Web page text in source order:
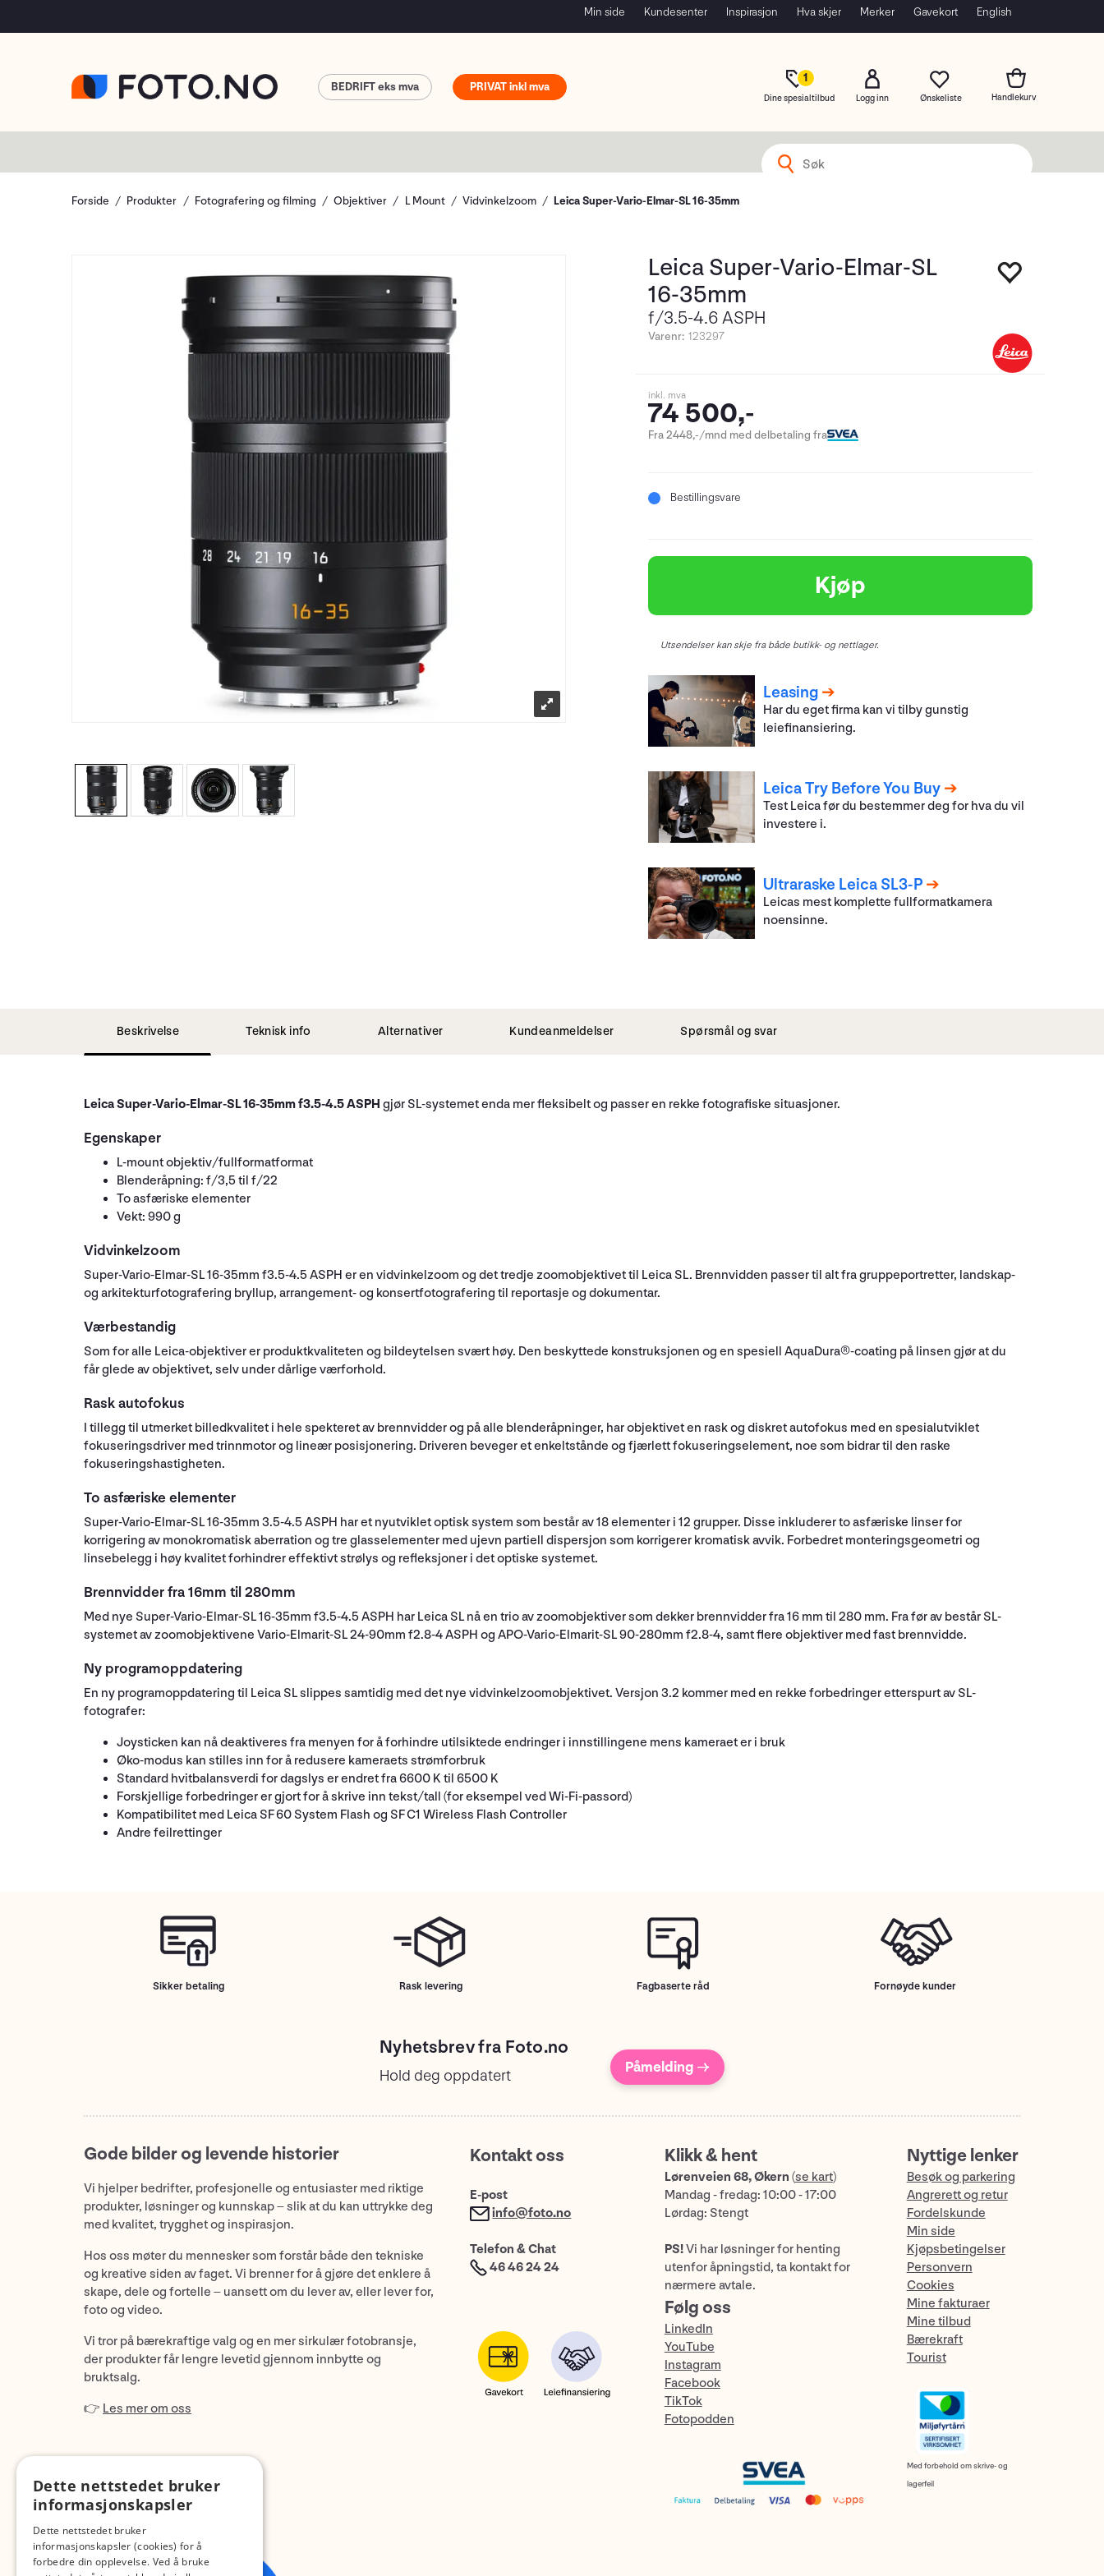
Min side Kundesenter Inspirasjon Hva skjer Merker Gavekort English
1
Dine spesialtilbud Logg inn
PRIVAT
BEDRIFT
Forside Produkter Fotografering og filming Objektiver L Mount Vidvinkelzoom Leica Super-Vario-Elmar-SL 16-35mm
Leica Super-Vario-Elmar-SL
16-35mm
f/3.5-4.6 ASPH
Varenr: 123297
inkl. mva
74 500,-
Fra 2448,-/mnd med delbetaling fra
Bestillingsvare
Kjøp
Utsendelser kan skje fra både butikk- og nettlager.
Leasing
Har du eget firma kan vi tilby gunstig
leiefinansiering.
Leica Try Before You Buy
Test Leica før du bestemmer deg for hva du vil
investere i.
Ultraraske Leica SL3-P
Leicas mest komplette fullformatkamera
noensinne.
Beskrivelse Teknisk info Alternativer Kundeanmeldelser Spørsmål og svar
Leica Super-Vario-Elmar-SL 16-35mm f3.5-4.5 ASPH gjør SL-systemet enda mer fleksibelt og passer en rekke fotografiske situasjoner.
Egenskaper
L-mount objektiv/fullformatformat
Blenderåpning: f/3,5 til f/22
To asfæriske elementer
Vekt: 990 g
Vidvinkelzoom
Super-Vario-Elmar-SL 16-35mm f3.5-4.5 ASPH er en vidvinkelzoom og det tredje zoomobjektivet til Leica SL. Brennvidden passer til alt fra gruppeportretter, landskap-
og arkitekturfotografering bryllup, arrangement- og konsertfotografering til reportasje og dokumentar.
Værbestandig
Som for alle Leica-objektiver er produktkvaliteten og bildeytelsen svært høy. Den beskyttede konstruksjonen og en spesiell AquaDura®-coating på linsen gjør at du
får glede av objektivet, selv under dårlige værforhold.
Rask autofokus
I tillegg til utmerket billedkvalitet i hele spekteret av brennvidder og på alle blenderåpninger, har objektivet en rask og diskret autofokus med en spesialutviklet
fokuseringsdriver med trinnmotor og lineær posisjonering. Driveren beveger et enkeltstånde og fjærlett fokuseringselement, noe som bidrar til den raske
fokuseringshastigheten.
To asfæriske elementer
Super-Vario-Elmar-SL 16-35mm 3.5-4.5 ASPH har et nyutviklet optisk system som består av 18 elementer i 12 grupper. Disse inkluderer to asfæriske linser for
korrigering av monokromatisk aberration og tre glasselementer med ujevn partiell dispersjon som korrigerer kromatisk avvik. Forbedret monteringsgeometri og
linsebelegg i høy kvalitet forhindrer effektivt strølys og refleksjoner i det optiske systemet.
Brennvidder fra 16mm til 280mm
Med nye Super-Vario-Elmar-SL 16-35mm f3.5-4.5 ASPH har Leica SL nå en trio av zoomobjektiver som dekker brennvidder fra 16 mm til 280 mm. Fra før av består SL-
systemet av zoomobjektivene Vario-Elmarit-SL 24-90mm f2.8-4 ASPH og APO-Vario-Elmarit-SL 90-280mm f2.8-4, samt flere objektiver med fast brennvidde.
Ny programoppdatering
En ny programoppdatering til Leica SL slippes samtidig med det nye vidvinkelzoomobjektivet. Versjon 3.2 kommer med en rekke forbedringer etterspurt av SL-
fotografer:
Joysticken kan nå deaktiveres fra menyen for å forhindre utilsiktede endringer i innstillingene mens kameraet er i bruk
Øko-modus kan stilles inn for å redusere kameraets strømforbruk
Standard hvitbalansverdi for dagslys er endret fra 6600 K til 6500 K
Forskjellige forbedringer er gjort for å skrive inn tekst/tall (for eksempel ved Wi-Fi-passord)
Kompatibilitet med Leica SF 60 System Flash og SF C1 Wireless Flash Controller
Andre feilrettinger
Sikker betaling Rask levering Fagbaserte råd Fornøyde kunder
Nyhetsbrev fra Foto.no
Hold deg oppdatert Påmelding →
Gode bilder og levende historier
Vi hjelper bedrifter, profesjonelle og entusiaster med riktige
produkter, løsninger og kunnskap – slik at du kan uttrykke deg
med kvalitet, trygghet og inspirasjon.
Hos oss møter du mennesker som forstår både den tekniske
og kreative siden av faget. Vi brenner for å gjøre det enklere å
skape, dele og fortelle – uansett om du lever av, eller lever for,
foto og video.
Vi tror på bærekraftige valg og en mer sirkulær fotobransje,
der produkter får lengre levetid gjennom innbytte og
bruktsalg.
👉 Les mer om oss
Kontakt oss
E-post
info@foto.no
Telefon & Chat
46 46 24 24
Klikk & hent
Lørenveien 68, Økern (se kart)
Mandag - fredag: 10:00 - 17:00
Lørdag: Stengt
PS!Vi har løsninger for henting
utenfor åpningstid, ta kontakt for
nærmere avtale.
Følg oss
LinkedIn
YouTube
Instagram
Facebook
TikTok
Fotopodden
Nyttige lenker
Besøk og parkering
Angrerett og retur
Fordelskunde
Min side
Kjøpsbetingelser
Personvern
Cookies
Mine fakturaer
Mine tilbud
Bærekraft
Tourist
Med forbehold om skrive- og
lagerfeil
Dette nettstedet bruker
informasjonskapsler
Dette nettstedet bruker
informasjonskapsler (cookies) for å
forbedre din opplevelse. Ved å bruke